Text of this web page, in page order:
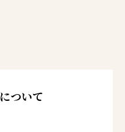
ついて